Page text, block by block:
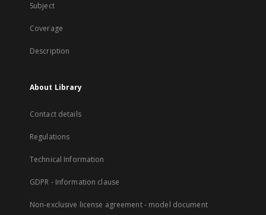
Subject
Coverage
Description
About Library
Contact details
Regulations
Technical Information
GDPR - Information clause
Non-exclusive license agreement - model document